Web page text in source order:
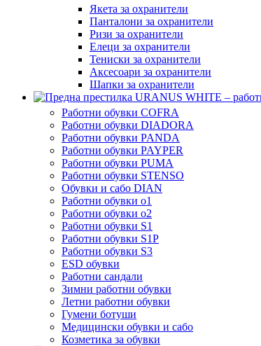
Якета за охранители
Панталони за охранители
Ризи за охранители
Елеци за охранители
Тениски за охранители
Аксесоари за охранители
Шапки за охранители
Работни обувки COFRA
Работни обувки DIADORA
Работни обувки PANDA
Работни обувки PAYPER
Работни обувки PUMA
Работни обувки STENSO
Обувки и сабо DIAN
Работни обувки o1
Работни обувки o2
Работни обувки S1
Работни обувки S1P
Работни обувки S3
ESD обувки
Работни сандали
Зимни работни обувки
Летни работни обувки
Гумени ботуши
Медицински обувки и сабо
Козметика за обувки